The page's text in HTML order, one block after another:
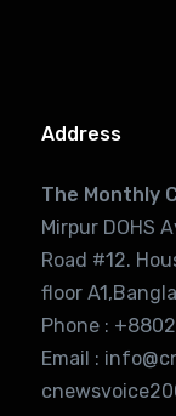
Address
The Monthly
Mirpur DOHS
Road #12.
floor
Phone :
Email :